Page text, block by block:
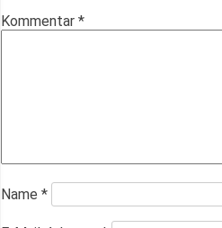
Kommentar *
Name *